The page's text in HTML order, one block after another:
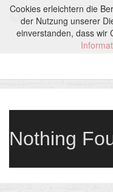
Nothing
Cookies erleichtern die
der Nutzung unserer
einverstanden, dass wir